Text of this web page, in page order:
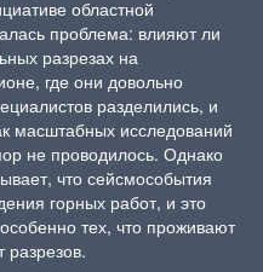
областной
проблема: влияют ли
разрезах на
где они довольно
разделились, и
масштабных исследований
не проводилось. Однако
что сейсмособытия
горных работ, и это
тех, что проживают
разрезов.